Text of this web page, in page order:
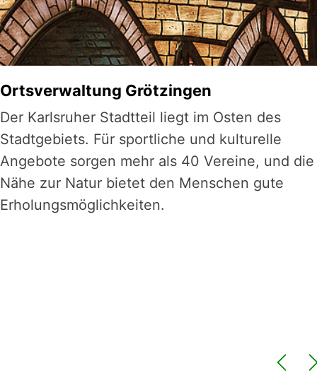
Ortsverwaltung Grötzingen
Der Karlsruher Stadtteil liegt im Osten des
Stadtgebiets. Für sportliche und kulturelle
Angebote sorgen mehr als 40 Vereine, und die
Nähe zur Natur bietet den Menschen gute
Erholungs­mög­lich­kei­ten.